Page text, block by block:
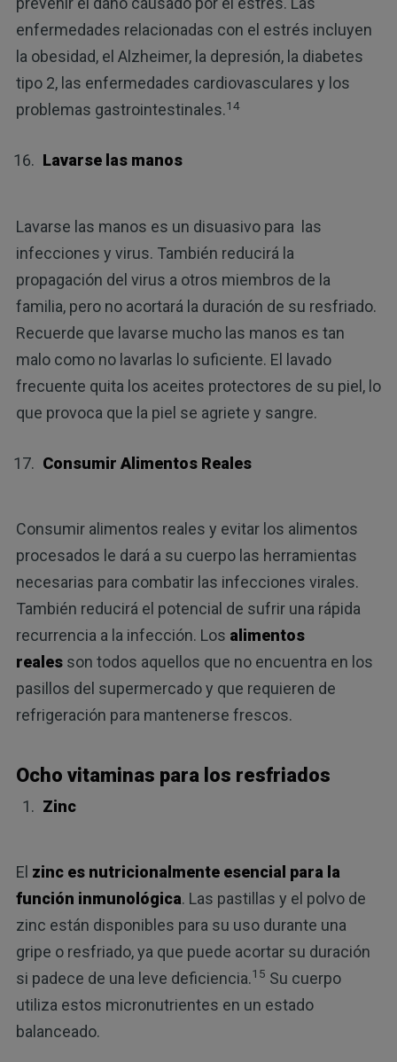
enfermedades relacionadas con el estrés incluyen
la obesidad, el Alzheimer, la depresión, la diabetes
tipo 2, las enfermedades cardiovasculares y los
problemas gastrointestinales.14
Lavarse las manos
Lavarse las manos es un disuasivo para las
infecciones y virus. También reducirá la
propagación del virus a otros miembros de la
familia, pero no acortará la duración de su resfriado.
Recuerde que lavarse mucho las manos es tan
malo como no lavarlas lo suficiente. El lavado
frecuente quita los aceites protectores de su piel, lo
que provoca que la piel se agriete y sangre.
Consumir Alimentos Reales
Consumir alimentos reales y evitar los alimentos
procesados le dará a su cuerpo las herramientas
necesarias para combatir las infecciones virales.
También reducirá el potencial de sufrir una rápida
recurrencia a la infección. Los alimentos
realesson todos aquellos que no encuentra en los
pasillos del supermercado y que requieren de
refrigeración para mantenerse frescos.
Ocho vitaminas para los resfriados
Zinc
El zinc es nutricionalmente esencial para la
función inmunológica. Las pastillas y el polvo de
zinc están disponibles para su uso durante una
gripe o resfriado, ya que puede acortar su duración
si padece de una leve deficiencia.15 Su cuerpo
utiliza estos micronutrientes en un estado
balanceado.